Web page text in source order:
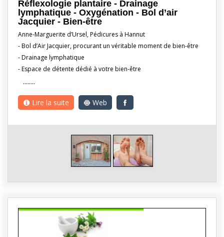
Réflexologie plantaire - Drainage
lymphatique - Oxygénation - Bol d’air
Jacquier - Bien-être
Anne-Marguerite d’Ursel, Pédicures à Hannut
- Bol d’Air Jacquier, procurant un véritable moment de bien-être
- Drainage lymphatique
- Espace de détente dédié à votre bien-être
........
Lire la suite Web